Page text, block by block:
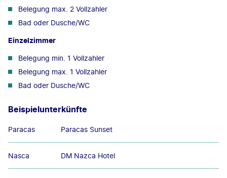
Belegung max. 2 Vollzahler
Bad oder Dusche/WC
Einzelzimmer
Belegung min. 1 Vollzahler
Belegung max. 1 Vollzahler
Bad oder Dusche/WC
Beispielunterkünfte
Paracas Paracas Sunset
Nasca DM Nazca Hotel